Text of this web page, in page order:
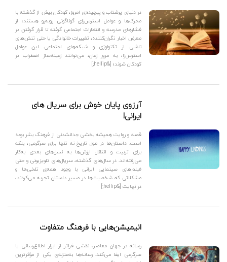
در دنیای پرشتاب و پیچیده‌ی امروز، کودکان بیش از گذشته با
محرک‌ها و عوامل استرس‌زای گوناگونی روبه‌رو هستند؛ از
فشارهای مدرسه و انتظارات اجتماعی گرفته تا قرار گرفتن در
معرض اخبار نگران‌کننده، تغییرات خانوادگی یا حتی تنش‌های
ناشی از تکنولوژی و شبکه‌های اجتماعی. این عوامل
استرس‌زا، به مرور زمان، می‌توانند زمینه‌ساز اضطراب در
کودکان شوند؛ [&hellip;]
آرزوی پایان خوش برای سریال های
ایرانی!
قصه و روایت همیشه بخشی جدانشدنی از فرهنگ بشر بوده
است. داستان‌ها در طول تاریخ نه تنها برای سرگرمی، بلکه
برای تربیت و انتقال ارزش‌ها به نسل‌های بعدی به‌کار
می‌رفته‌اند. در سال‌های گذشته، سریال‌های تلویزیونی و حتی
فیلم‌های سینمایی ایرانی با وجود همه‌ی تلخی‌ها و
مشکلاتی که شخصیت‌ها در مسیر داستان تجربه می‌کردند،
در نهایت [&hellip;]
انیمیشن‌هایی با فرهنگ متفاوت
رسانه در جهان معاصر، نقشی فراتر از ابزار اطلاع‌رسانی یا
سرگرمی ایفا می‌کند. رسانه‌ها به‌منزله‌ی یکی از مؤثرترین